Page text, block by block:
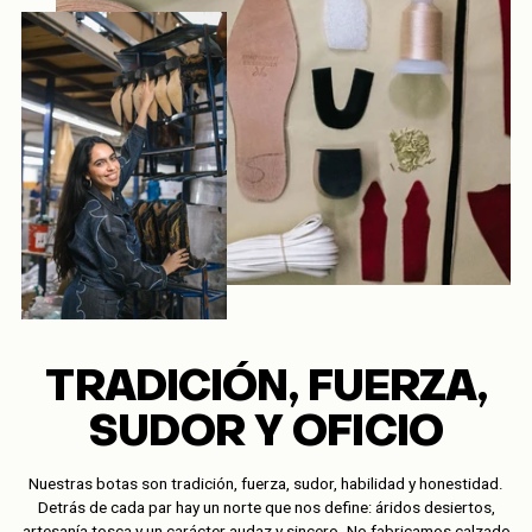
TRADICIÓN, FUERZA,
SUDOR Y OFICIO
Nuestras botas son tradición, fuerza, sudor, habilidad y honestidad.
Detrás de cada par hay un norte que nos define: áridos desiertos,